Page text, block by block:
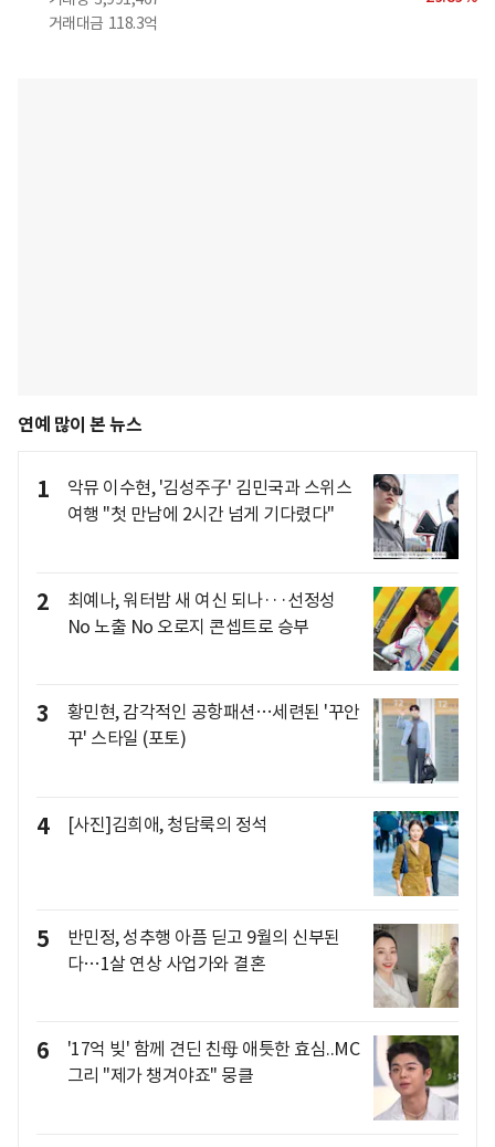
거래대금 118.3억
연예 많이 본 뉴스
1
악뮤 이수현, '김성주子' 김민국과 스위스
여행 "첫 만남에 2시간 넘게 기다렸다"
2
최예나, 워터밤 새 여신 되나···선정성
No 노출 No 오로지 콘셉트로 승부
3
황민현, 감각적인 공항패션…세련된 '꾸안
꾸' 스타일 (포토)
4 [사진]김희애, 청담룩의 정석
5
반민정, 성추행 아픔 딛고 9월의 신부된
다…1살 연상 사업가와 결혼
6
'17억 빚' 함께 견딘 친母 애틋한 효심..MC
그리 "제가 챙겨야죠" 뭉클